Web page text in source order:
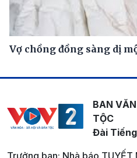
Vợ chồng đồng sàng dị
BAN
TỘC
Đài
Trưởng ban: Nhà báo TUYẾT